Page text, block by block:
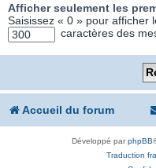
Afficher seulement les
Saisissez « 0 » pour afficher
caractères des
Accueil du forum
Développé parphpBB
Traduction